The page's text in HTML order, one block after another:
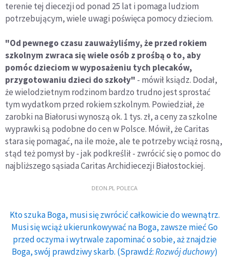
terenie tej diecezji od ponad 25 lat i pomaga ludziom
potrzebującym, wiele uwagi poświęca pomocy dzieciom.
"Od pewnego czasu zauważyliśmy, że przed rokiem
szkolnym zwraca się wiele osób z prośbą o to, aby
pomóc dzieciom w wyposażeniu tych plecaków,
przygotowaniu dzieci do szkoły" - mówił ksiądz. Dodał,
że wielodzietnym rodzinom bardzo trudno jest sprostać
tym wydatkom przed rokiem szkolnym. Powiedział, że
zarobki na Białorusi wynoszą ok. 1 tys. zł, a ceny za szkolne
wyprawki są podobne do cen w Polsce. Mówił, że Caritas
stara się pomagać, na ile może, ale te potrzeby wciąż rosną,
stąd też pomysł by - jak podkreślił - zwrócić się o pomoc do
najbliższego sąsiada Caritas Archidiecezji Białostockiej.
DEON.PL POLECA
Kto szuka Boga, musi się zwrócić całkowicie do wewnątrz.
Musi się wciąż ukierunkowywać na Boga, zawsze mieć Go
przed oczyma i wytrwale zapominać o sobie, aż znajdzie
Boga, swój prawdziwy skarb. (Sprawdź:Rozwój duchowy)